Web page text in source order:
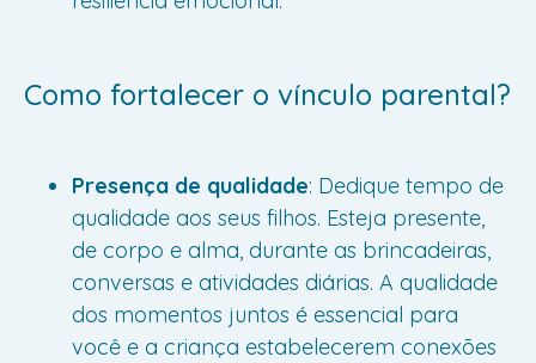
Como fortalecer o vínculo parental?
Presença de qualidade: Dedique tempo de
qualidade aos seus filhos. Esteja presente,
de corpo e alma, durante as brincadeiras,
conversas e atividades diárias. A qualidade
dos momentos juntos é essencial para
você e a criança estabelecerem conexões